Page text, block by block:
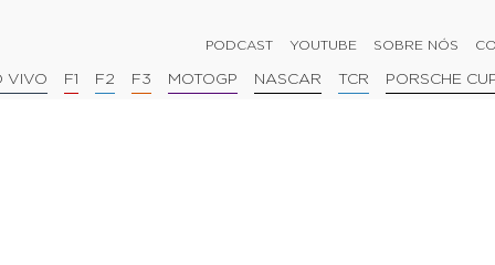
PODCAST YOUTUBE SOBRE NÓS
VIVO F1 F2 F3 MOTOGP NASCAR TCR PORSCHE